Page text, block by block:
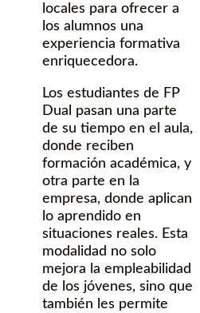
locales para ofrecer a
los alumnos una
experiencia formativa
enriquecedora.
Los estudiantes de FP
Dual pasan una parte
de su tiempo en el aula,
donde reciben
formación académica, y
otra parte en la
empresa, donde aplican
lo aprendido en
situaciones reales. Esta
modalidad no solo
mejora la empleabilidad
de los jóvenes, sino que
también les permite